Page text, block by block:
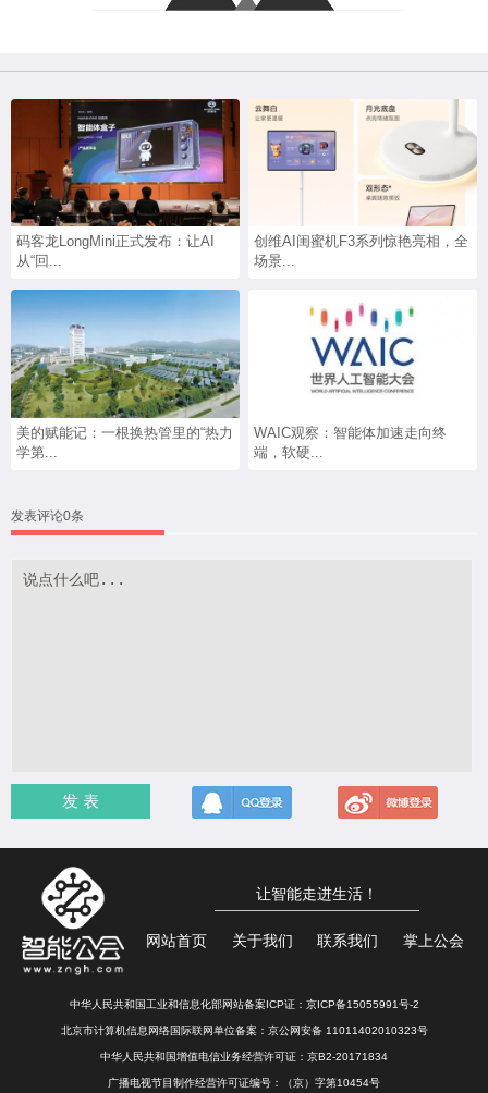
码客龙LongMini正式发布：让AI
从“回...
创维AI闺蜜机F3系列惊艳亮相，全
场景...
美的赋能记：一根换热管里的“热力
学第...
WAIC观察：智能体加速走向终
端，软硬...
发表评论0条
发 表
让智能走进生活！
网站首页 关于我们 联系我们 掌上公会
中华人民共和国工业和信息化部网站备案ICP证： 京ICP备15055991号-2
北京市计算机信息网络国际联网单位备案： 京公网安备 11011402010323号
中华人民共和国增值电信业务经营许可证：京B2-20171834
广播电视节目制作经营许可证编号：（京）字第10454号